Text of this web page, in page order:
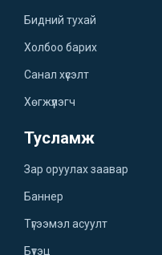
Бидний тухай
Холбоо барих
Санал хүсэлт
Хөгжүүлэгч
Тусламж
Зар оруулах заавар
Баннер
Түгээмэл асуулт
Бүтэц